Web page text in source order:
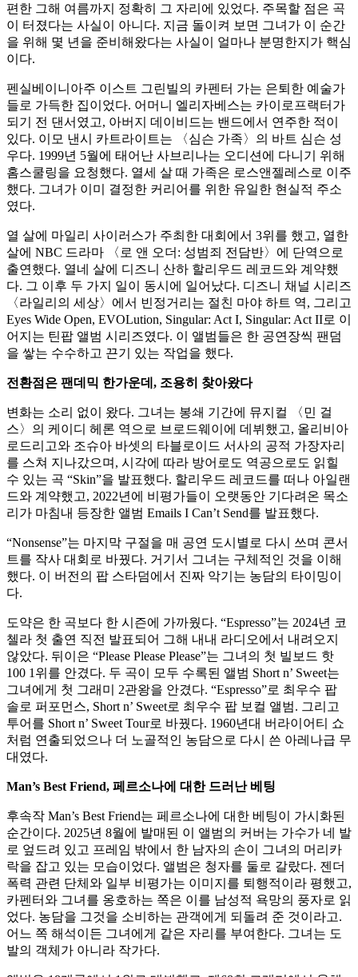
편한 그해 여름까지 정확히 그 자리에 있었다. 주목할 점은 곡
이 터졌다는 사실이 아니다. 지금 돌이켜 보면 그녀가 이 순간
을 위해 몇 년을 준비해왔다는 사실이 얼마나 분명한지가 핵심
이다.
펜실베이니아주 이스트 그린빌의 카펜터 가는 은퇴한 예술가
들로 가득한 집이었다. 어머니 엘리자베스는 카이로프랙터가
되기 전 댄서였고, 아버지 데이비드는 밴드에서 연주한 적이
있다. 이모 낸시 카트라이트는 〈심슨 가족〉의 바트 심슨 성
우다. 1999년 5월에 태어난 사브리나는 오디션에 다니기 위해
홈스쿨링을 요청했다. 열세 살 때 가족은 로스앤젤레스로 이주
했다. 그녀가 이미 결정한 커리어를 위한 유일한 현실적 주소
였다.
열 살에 마일리 사이러스가 주최한 대회에서 3위를 했고, 열한
살에 NBC 드라마 〈로 앤 오더: 성범죄 전담반〉에 단역으로
출연했다. 열네 살에 디즈니 산하 할리우드 레코드와 계약했
다. 그 이후 두 가지 일이 동시에 일어났다. 디즈니 채널 시리즈
〈라일리의 세상〉에서 빈정거리는 절친 마야 하트 역, 그리고
Eyes Wide Open, EVOLution, Singular: Act I, Singular: Act II로 이
어지는 틴팝 앨범 시리즈였다. 이 앨범들은 한 공연장씩 팬덤
을 쌓는 수수하고 끈기 있는 작업을 했다.
전환점은 팬데믹 한가운데, 조용히 찾아왔다
변화는 소리 없이 왔다. 그녀는 봉쇄 기간에 뮤지컬 〈민 걸
스〉의 케이디 헤론 역으로 브로드웨이에 데뷔했고, 올리비아
로드리고와 조슈아 바셋의 타블로이드 서사의 공적 가장자리
를 스쳐 지나갔으며, 시각에 따라 방어로도 역공으로도 읽힐
수 있는 곡 “Skin”을 발표했다. 할리우드 레코드를 떠나 아일랜
드와 계약했고, 2022년에 비평가들이 오랫동안 기다려온 목소
리가 마침내 등장한 앨범 Emails I Can’t Send를 발표했다.
“Nonsense”는 마지막 구절을 매 공연 도시별로 다시 쓰며 콘서
트를 작사 대회로 바꿨다. 거기서 그녀는 구체적인 것을 이해
했다. 이 버전의 팝 스타덤에서 진짜 악기는 농담의 타이밍이
다.
도약은 한 곡보다 한 시즌에 가까웠다. “Espresso”는 2024년 코
첼라 첫 출연 직전 발표되어 그해 내내 라디오에서 내려오지
않았다. 뒤이은 “Please Please Please”는 그녀의 첫 빌보드 핫
100 1위를 안겼다. 두 곡이 모두 수록된 앨범 Short n’ Sweet는
그녀에게 첫 그래미 2관왕을 안겼다. “Espresso”로 최우수 팝
솔로 퍼포먼스, Short n’ Sweet로 최우수 팝 보컬 앨범. 그리고
투어를 Short n’ Sweet Tour로 바꿨다. 1960년대 버라이어티 쇼
처럼 연출되었으나 더 노골적인 농담으로 다시 쓴 아레나급 무
대였다.
Man’s Best Friend, 페르소나에 대한 드러난 베팅
후속작 Man’s Best Friend는 페르소나에 대한 베팅이 가시화된
순간이다. 2025년 8월에 발매된 이 앨범의 커버는 가수가 네 발
로 엎드려 있고 프레임 밖에서 한 남자의 손이 그녀의 머리카
락을 잡고 있는 모습이었다. 앨범은 청자를 둘로 갈랐다. 젠더
폭력 관련 단체와 일부 비평가는 이미지를 퇴행적이라 평했고,
카펜터와 그녀를 옹호하는 쪽은 이를 남성적 욕망의 풍자로 읽
었다. 농담을 그것을 소비하는 관객에게 되돌려 준 것이라고.
어느 쪽 해석이든 그녀에게 같은 자리를 부여한다. 그녀는 도
발의 객체가 아니라 작가다.